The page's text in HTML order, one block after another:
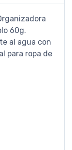
60g.
al agua con
para ropa de